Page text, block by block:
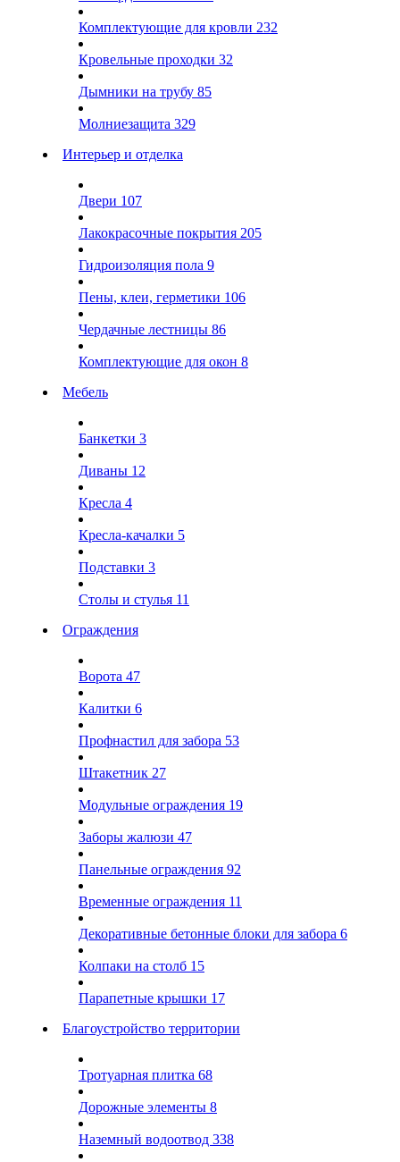
Комплектующие для кровли 232
Кровельные проходки 32
Дымники на трубу 85
Молниезащита 329
Интерьер и отделка
Двери 107
Лакокрасочные покрытия 205
Гидроизоляция пола 9
Пены, клеи, герметики 106
Чердачные лестницы 86
Комплектующие для окон 8
Мебель
Банкетки 3
Диваны 12
Кресла 4
Кресла-качалки 5
Подставки 3
Столы и стулья 11
Ограждения
Ворота 47
Калитки 6
Профнастил для забора 53
Штакетник 27
Модульные ограждения 19
Заборы жалюзи 47
Панельные ограждения 92
Временные ограждения 11
Декоративные бетонные блоки для забора 6
Колпаки на столб 15
Парапетные крышки 17
Благоустройство территории
Тротуарная плитка 68
Дорожные элементы 8
Наземный водоотвод 338